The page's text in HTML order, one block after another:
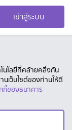
เข้าสู่ระบบ
โนโลยีที่คล้ายคลึงกัน
เว็บไซต์ของท่านให้ดี
กี้ของธนาคาร